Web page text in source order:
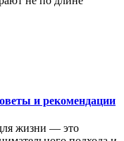
и рекомендации
жизни — это